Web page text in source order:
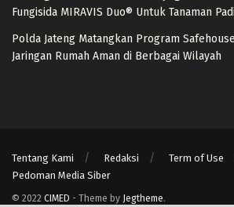
Fungisida MIRAVIS Duo® Untuk Tanaman Padi
Polda Jateng Matangkan Program
Jaringan Rumah Aman di Berbagai Wilayah
Tentang Kami Redaksi
Term of Use
Pedoman Media Siber
© 2022 CIMED - Theme by Jegtheme.